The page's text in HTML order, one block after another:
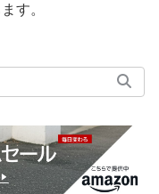
す。